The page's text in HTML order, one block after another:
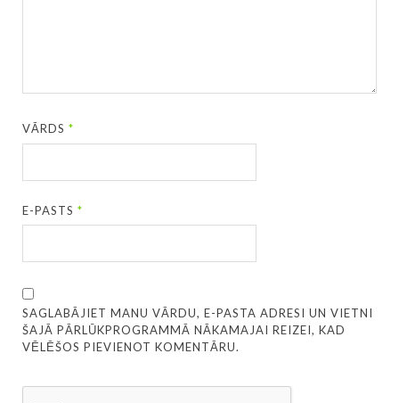
VĀRDS*
E-PASTS*
SAGLABĀJIET MANU VĀRDU, E-PASTA ADRESI UN VIETNI
ŠAJĀ PĀRLŪKPROGRAMMĀ NĀKAMAJAI REIZEI, KAD
VĒLĒŠOS PIEVIENOT KOMENTĀRU.